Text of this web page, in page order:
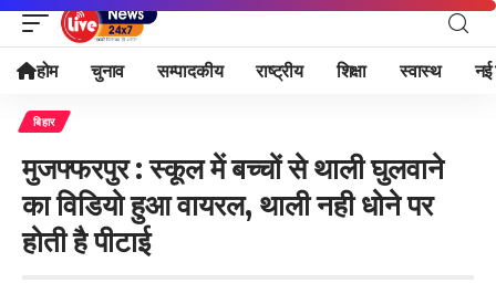
होम चुनाव सम्पादकीय राष्ट्रीय शिक्षा स्वास्थ नई
बिहार
मुजफ्फरपुर : स्कूल में बच्चों से थाली घुलवाने
का विडियो हुआ वायरल, थाली नही धोने पर
होती है पीटाई